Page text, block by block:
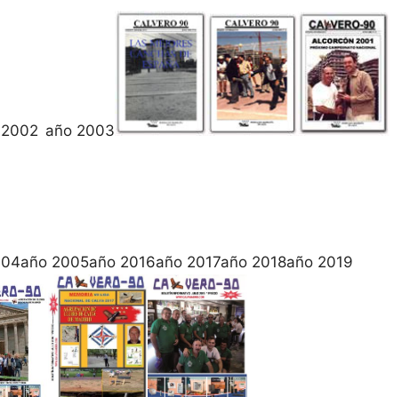
año 2003
2005año 2016año 2017año 2018año 2019